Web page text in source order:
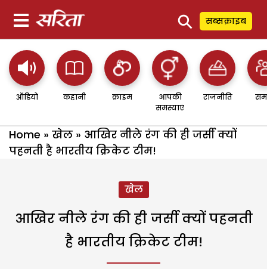
⚲ सब्सक्राइब
ऑडियो कहानी क्राइम
आपकी
समस्याएं
राजनीति
Home » खेल » आखिर नीले रंग की ही जर्सी क्यों
पहनती है भारतीय क्रिकेट टीम!
खेल
आखिर नीले रंग की ही जर्सी क्यों पहनती
है भारतीय क्रिकेट टीम!